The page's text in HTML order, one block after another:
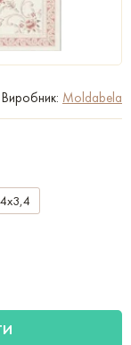
Виробник: Moldabela